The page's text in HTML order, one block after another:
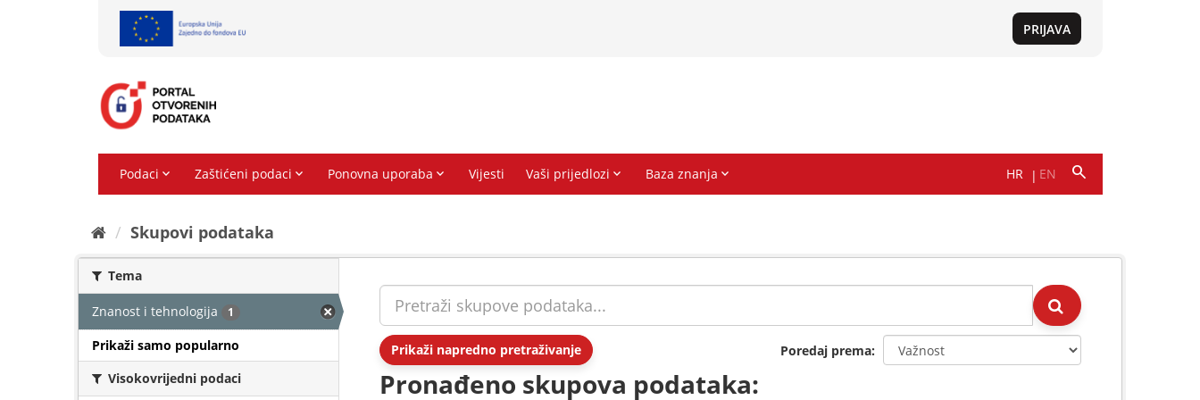
Skupovi podаtаkа
Tema
Znanost i tehnologija 1
Prikaži samo popularno
Visokovrijedni podaci
Prikaži napredno pretraživanje Poredaj prema
Pronađeno skupova podataka: